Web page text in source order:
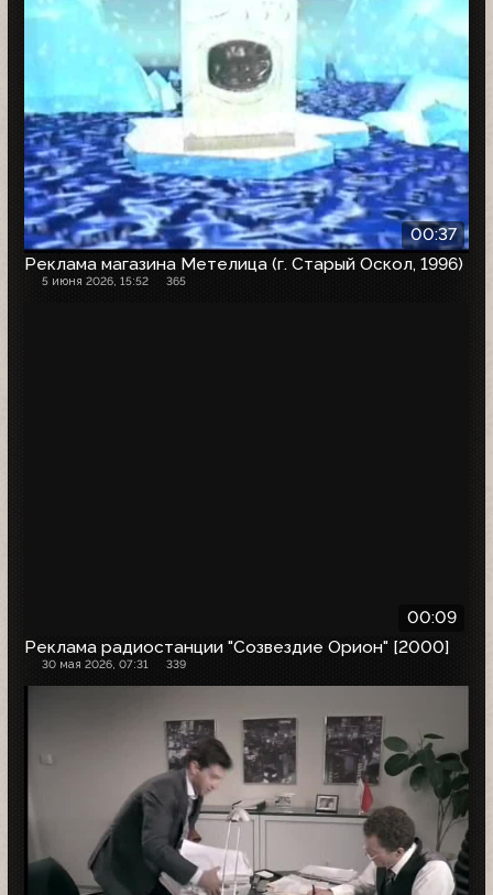
00:37
Реклама магазина Метелица (г. Старый Оскол, 1996)
5 июня 2026, 15:52 365
00:09
Реклама радиостанции "Созвездие Орион" [2000]
30 мая 2026, 07:31 339